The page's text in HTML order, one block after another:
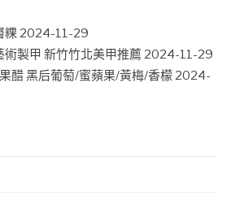
粿 2024-11-29
製甲 新竹竹北美甲推薦 2024-11-29
醋 黑后葡萄/蜜蘋果/黃梅/香檬 2024-